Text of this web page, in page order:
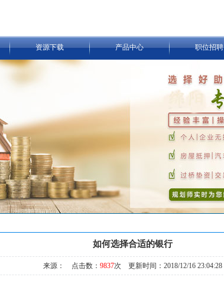
资源下载 产品中心 职位招聘
如何选择合适的银行
来源： 点击数： 9837次 更新时间：2018/12/16 23:04:28